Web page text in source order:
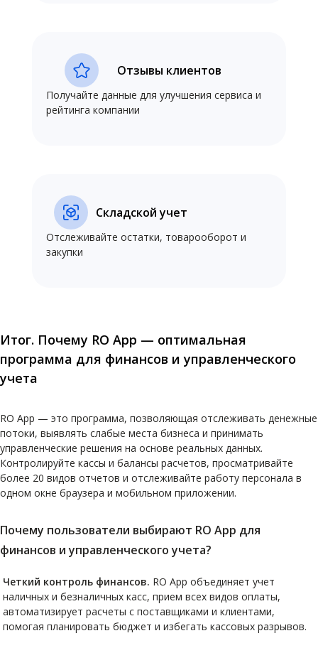
Отзывы клиентов
Получайте данные для улучшения сервиса и
рейтинга компании
Складской учет
Отслеживайте остатки, товарооборот и
закупки
Итог. Почему RO App — оптимальная
программа для финансов и управленческого
учета
RO App — это программа, позволяющая отслеживать денежные
потоки, выявлять слабые места бизнеса и принимать
управленческие решения на основе реальных данных.
Контролируйте кассы и балансы расчетов, просматривайте
более 20 видов отчетов и отслеживайте работу персонала в
одном окне браузера и мобильном приложении.
Почему пользователи выбирают RO App для
финансов и управленческого учета?
Четкий контроль финансов. RO App объединяет учет
наличных и безналичных касс, прием всех видов оплаты,
автоматизирует расчеты с поставщиками и клиентами,
помогая планировать бюджет и избегать кассовых разрывов.